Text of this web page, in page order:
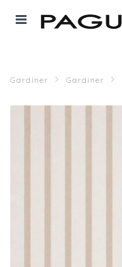
Gardiner Gardiner